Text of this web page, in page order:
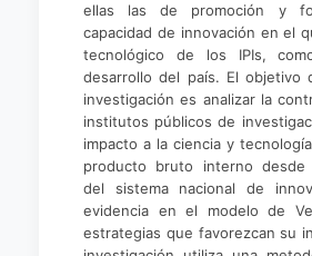
ellas las de promoción y
capacidad de innovación en el
tecnológico de los IPIs,
desarrollo del país. El objetivo
investigación es analizar la
institutos públicos de
impacto a la ciencia y
producto bruto interno desde
del sistema nacional de
evidencia en el modelo de
estrategias que favorezcan su